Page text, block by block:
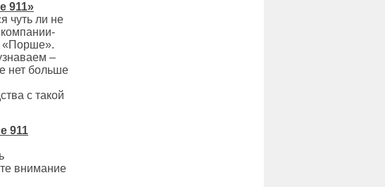
911»
чуть ли не
«Порше».
–
нет больше
с такой
911
внимание